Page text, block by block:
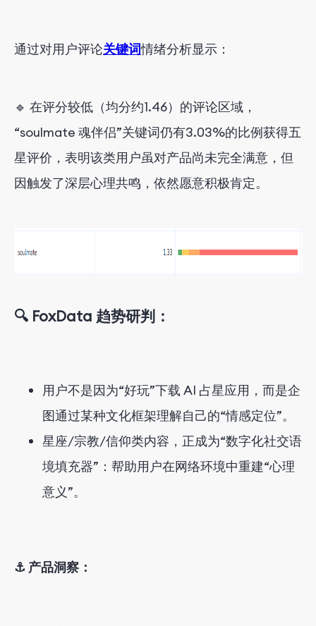
通过对用户评论关键词情绪分析显示：
🔹 在评分较低（均分约1.46）的评论区域，
“soulmate 魂伴侣”关键词仍有3.03%的比例获得五
星评价，表明该类用户虽对产品尚未完全满意，但
因触发了深层心理共鸣，依然愿意积极肯定。
🔍 FoxData 趋势研判：
用户不是因为“好玩”下载 AI 占星应用，而是企
图通过某种文化框架理解自己的“情感定位”。
星座/宗教/信仰类内容，正成为“数字化社交语
境填充器”：帮助用户在网络环境中重建“心理
意义”。
⚓ 产品洞察：